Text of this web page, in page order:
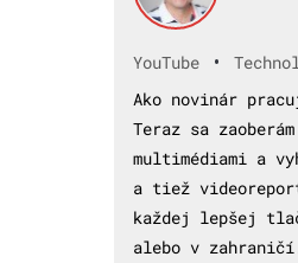
YouTube •
Ako novinár
Teraz sa
multimédiami a
a tiež
každej lepšej
alebo v